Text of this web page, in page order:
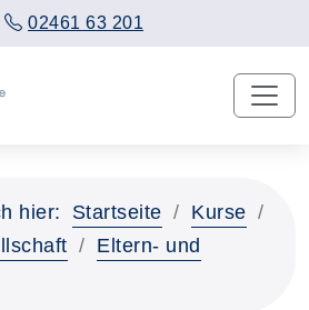
02461 63 201
hier: Startseite
Kurse
Eltern- und